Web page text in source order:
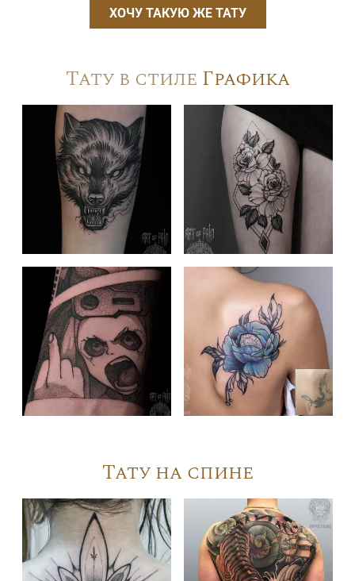
ХОЧУ ТАКУЮ ЖЕ ТАТУ
Тату в стиле Графика
Тату на спине